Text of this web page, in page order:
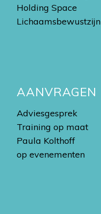
Holding Space
Lichaamsbewustzijn
AANVRAGEN
Adviesgesprek
Training op maat
Paula Kolthoff
op evenementen